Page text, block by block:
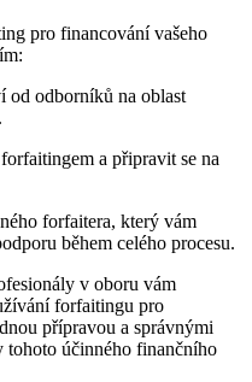
pro financování vašeho
od odborníků na oblast
a připravit se na
forfaitera, který vám
během celého procesu.
v oboru vám
forfaitingu pro
přípravou a správnými
účinného finančního